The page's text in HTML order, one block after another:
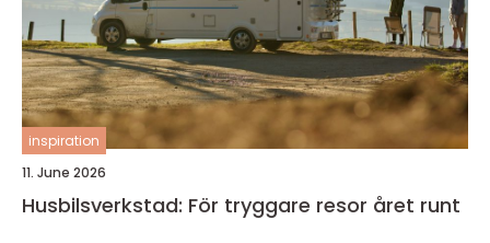
inspiration
11. June 2026
Husbilsverkstad: För tryggare resor året runt